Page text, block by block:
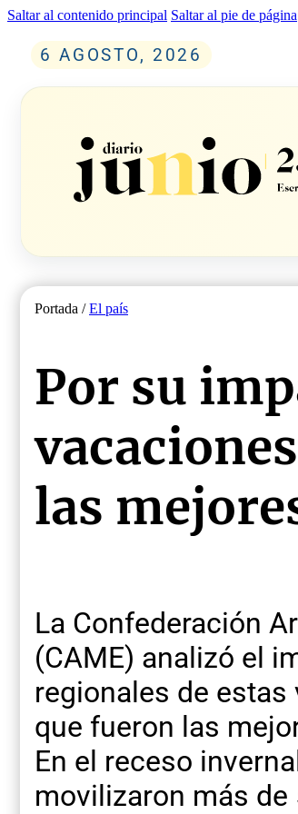
Saltar al contenido principal Saltar al pie de página
6 AGOSTO, 2026
Portada /El país
Por su
las
La Confederación
(CAME) analizó el
regionales de
que fueron las
En el receso
movilizaron más